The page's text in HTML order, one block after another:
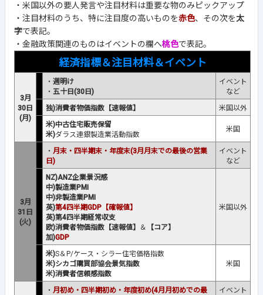
・米国以外の要人発言や注目材料は重要な物のみピックアップ
・注目材料のうち、特に注目度の高いものを赤色、その次を太
字で表記。
・金融政策関連のものはイベントの欄へ桃色で表記。
経済指標＆注目材料＆イベント
3月
30日
(月)
・ 週明け
・ 五十日(30日)
イベント
など
独)消費者物価指数【速報値】
米国以外
米)中古住宅販売保留
米)ダラス連銀製造業活動指数
米国
3月
31日
(火)
・ 月末・四半期末・年度末(3月月末での最後の営業
日)
イベント
など
NZ)ANZ企業景況感
中)製造業PMI
中)非製造業PMI
英)第4四半期GDP【確報値】
英)第4四半期経常収支
欧)消費者物価指数【速報値】
＆
【コア】
加)GDP
米国以外
米)S＆P/ケース・シラー住宅価格指数
米)シカゴ購買部協会景気指数
米)消費者信頼感指数
米国
・ 月初め・四半期初め・年度初め(4月月初めでの最
イベント